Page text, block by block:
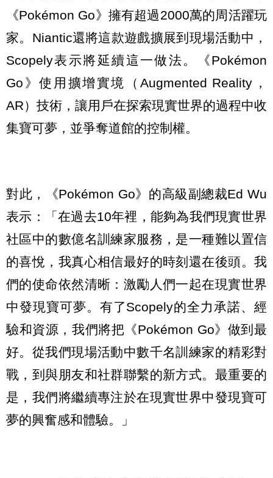
《Pokémon Go》擁有超過2000萬的周活躍玩
家。Niantic還將這款遊戲擴展到現場活動中，
Scopely表示將延續這一做法。《Pokémon
Go》使用擴增實境（Augmented Reality，
AR）技術，讓用戶在探索現實世界的過程中收
集寶可夢，並爭奪道館的控制權。
對此，《Pokémon Go》的高級副總裁Ed Wu
表示：「在過去10年裡，能夠為我們現實世界
社區中的數億名訓練家服務，是一種難以置信
的喜悅，我真心相信最好的時刻還在後頭。我
們的使命依然清晰：激勵人們一起在現實世界
中發現寶可夢。有了Scopely的全力承諾、經
驗和資源，我們將把《Pokémon Go》做到最
好。從我們現場活動中數千名訓練家的精彩對
戰，到與朋友和社群聯繫的新方式。最重要的
是，我們將繼續專注於在現實世界中發現寶可
夢的興奮感和體驗。」